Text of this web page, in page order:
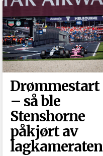
Drømmestart
–⁠ så ble
Stenshorne
påkjørt av
lagkameraten